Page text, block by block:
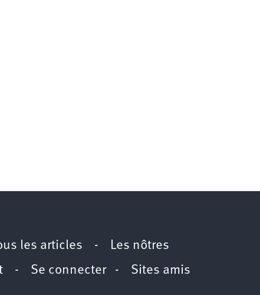
les articles - Les nôtres
- Se connecter- Sites amis